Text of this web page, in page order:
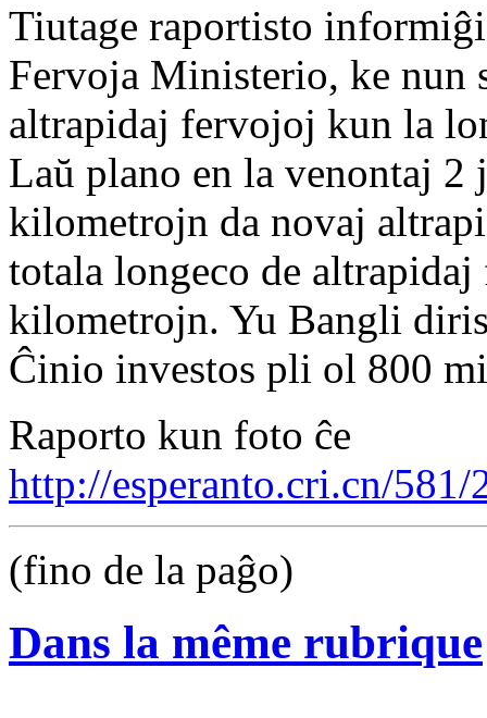
Tiutage raportisto
Fervoja Ministerio, ke nun
altrapidaj fervojoj kun la
Laŭ plano en la venontaj
kilometrojn da novaj
totala longeco de
kilometrojn. Yu Bangli
Ĉinio investos pli ol 800
Raporto kun foto ĉe
http://esperanto.cri.cn/
(fino de la paĝo)
Dans la même rubrique